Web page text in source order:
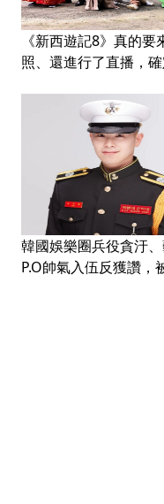
《新西遊記8》真的
照、還進行了直播，
韓國娛樂圈兵役貪汙
P.O帥氣入伍反獲讚，